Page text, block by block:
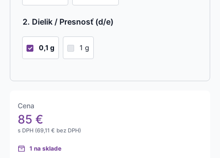
Dielik / Presnosť (d/e)
0,1 g 1 g
Cena
85 €
s DPH (69,11 € bez DPH)
1 na sklade